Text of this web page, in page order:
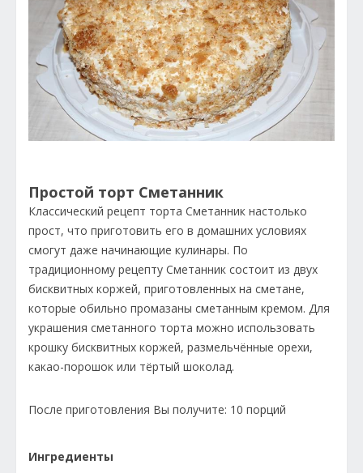
Простой торт Сметанник
Классический рецепт торта Сметанник настолько
прост, что приготовить его в домашних условиях
смогут даже начинающие кулинары. По
традиционному рецепту Сметанник состоит из двух
бисквитных коржей, приготовленных на сметане,
которые обильно промазаны сметанным кремом. Для
украшения сметанного торта можно использовать
крошку бисквитных коржей, размельчённые орехи,
какао-порошок или тёртый шоколад.
После приготовления Вы получите: 10 порций
Ингредиенты